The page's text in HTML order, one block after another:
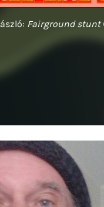
Fairground stunt